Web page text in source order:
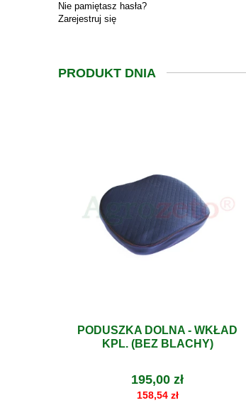
Nie pamiętasz hasła?
Zarejestruj się
PRODUKT DNIA
PODUSZKA DOLNA - WKŁAD
KPL. (BEZ BLACHY)
195,00 zł
158,54 zł